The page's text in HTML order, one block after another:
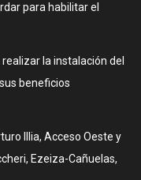
para habilitar el
la instalación del
beneficios
Illia, Acceso Oeste y
Ezeiza-Cañuelas,